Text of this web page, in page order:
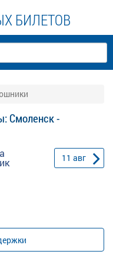
БИЛЕТОВ
Смоленск -
11 авг